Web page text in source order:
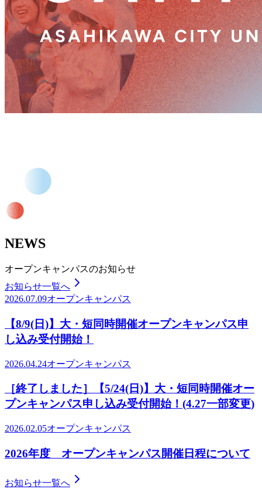
NEWS
オープンキャンパスのお知らせ
お知らせ一覧へ
2026.07.09オープンキャンパス
【8/9(日)】大・短同時開催オープンキャンパス申
し込み受付開始！
2026.04.24オープンキャンパス
［終了しました］【5/24(日)】大・短同時開催オー
プンキャンパス申し込み受付開始！(4.27一部変更)
2026.02.05オープンキャンパス
2026年度 オープンキャンパス開催日程について
お知らせ一覧へ